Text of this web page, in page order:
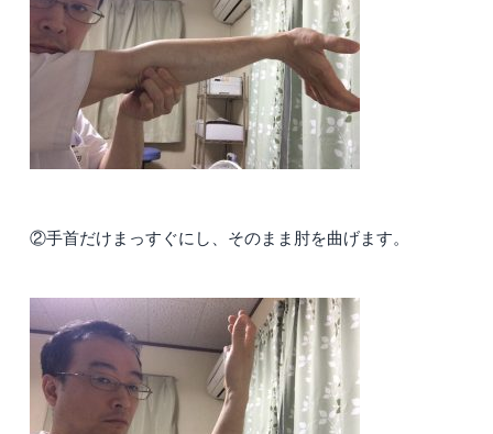
②手首だけまっすぐにし、そのまま肘を曲げます。